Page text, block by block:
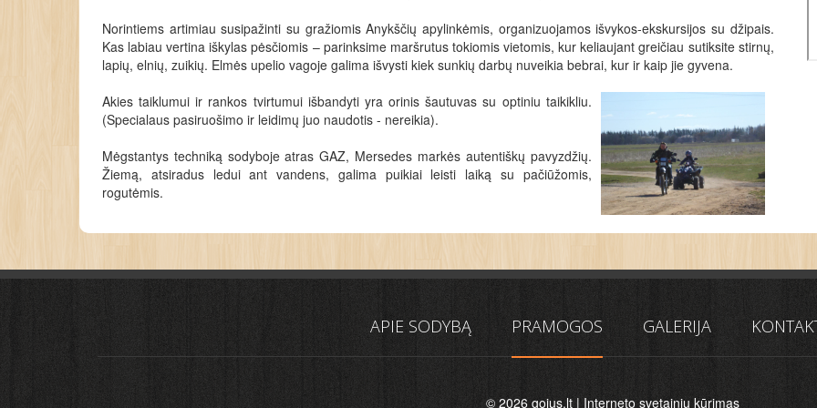
Norintiems artimiau susipažinti su gražiomis Anykščių apylinkėmis, organizuojamos išvykos-ekskursijos su džipais.
Kas labiau vertina iškylas pėsčiomis – parinksime maršrutus tokiomis vietomis, kur keliaujant greičiau sutiksite stirnų,
lapių, elnių, zuikių. Elmės upelio vagoje galima išvysti kiek sunkių darbų nuveikia bebrai, kur ir kaip jie gyvena.
Akies taiklumui ir rankos tvirtumui išbandyti yra orinis šautuvas su optiniu taikikliu.
(Specialaus pasiruošimo ir leidimų juo naudotis - nereikia).
Mėgstantys techniką sodyboje atras GAZ, Mersedes markės autentiškų pavyzdžių.
Žiemą, atsiradus ledui ant vandens, galima puikiai leisti laiką su pačiūžomis,
rogutėmis.
APIE SODYBĄ PRAMOGOS GALERIJA
© 2026 gojus.lt | Interneto svetainių kūrimas